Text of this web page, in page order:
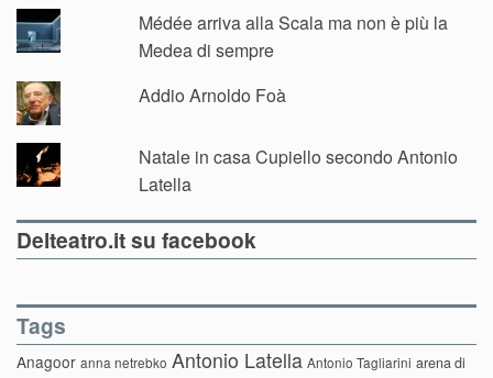
Médée arriva alla Scala ma non è più la
Medea di sempre
Addio Arnoldo Foà
Natale in casa Cupiello secondo Antonio
Latella
Delteatro.it su facebook
Tags
Anagoor anna netrebko Antonio Latella Antonio Tagliarini arena di